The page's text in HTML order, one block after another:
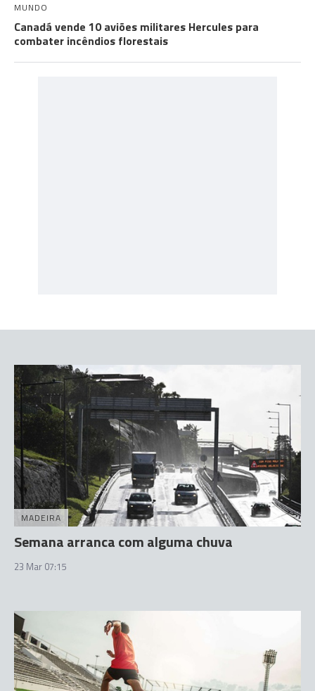
MUNDO
Canadá vende 10 aviões militares Hercules para
combater incêndios florestais
MADEIRA
Semana arranca com alguma chuva
23 Mar 07:15